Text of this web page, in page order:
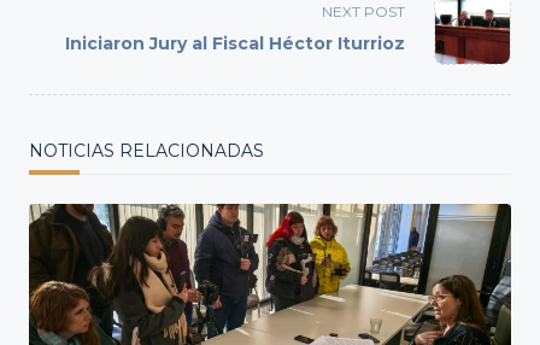
reader-
text">Page</span>
NEXT POST
Iniciaron Jury al Fiscal Héctor Iturrioz
NOTICIAS RELACIONADAS